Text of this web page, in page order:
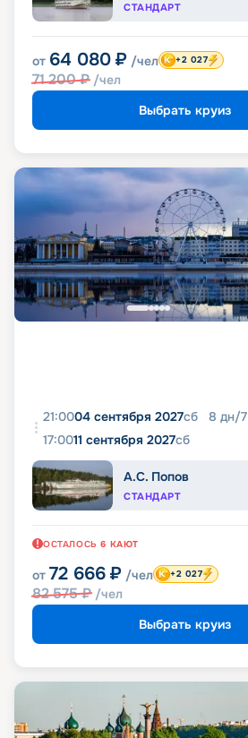
СТАНДАРТ
от 64 080 ₽ /чел
71 200₽ /чел
+2 027
Выбрать круиз
21:0004 сентября 2027сб 8 дн/7
17:0011 сентября 2027сб
А.С. Попов
СТАНДАРТ
ОСТАЛОСЬ 6 КАЮТ
от 72 666 ₽ /чел
82 575₽ /чел
+2 027
Выбрать круиз